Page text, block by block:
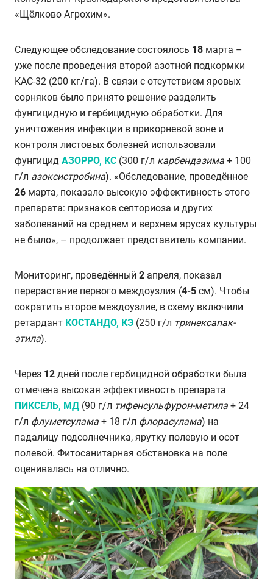
«Щёлково Агрохим».
Следующее обследование состоялось 18 марта –
уже после проведения второй азотной подкормки
КАС-32 (200 кг/га). В связи с отсутствием яровых
сорняков было принято решение разделить
фунгицидную и гербицидную обработки. Для
уничтожения инфекции в прикорневой зоне и
контроля листовых болезней использовали
фунгицид АЗОРРО, КС (300 г/л карбендазима + 100
г/л азоксистробина). «Обследование, проведённое
26 марта, показало высокую эффективность этого
препарата: признаков септориоза и других
заболеваний на среднем и верхнем ярусах культуры
не было», – продолжает представитель компании.
Мониторинг, проведённый 2 апреля, показал
перерастание первого междоузлия (4-5 см). Чтобы
сократить второе междоузлие, в схему включили
ретардант КОСТАНДО, КЭ (250 г/л тринексапак-
этила).
Через 12 дней после гербицидной обработки была
отмечена высокая эффективность препарата
ПИКСЕЛЬ, МД (90 г/л тифенсульфурон-метила + 24
г/л флуметсулама + 18 г/л флорасулама) на
падалицу подсолнечника, ярутку полевую и осот
полевой. Фитосанитарная обстановка на поле
оценивалась на отлично.